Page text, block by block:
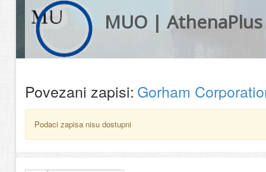
MUO | AthenaPlus
Povezani zapisi: Gorham
Podaci zapisa nisu dostupni